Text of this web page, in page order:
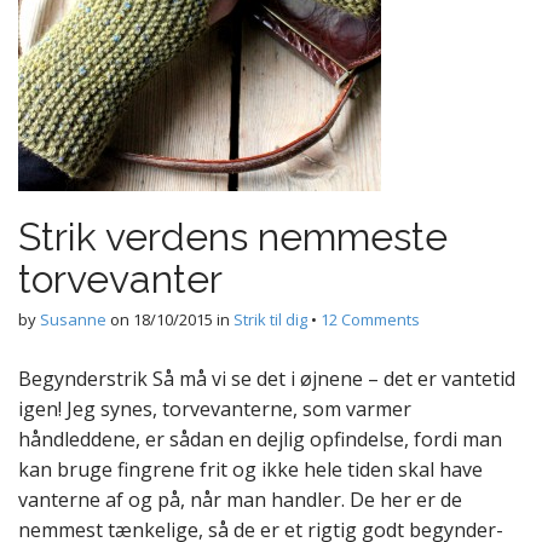
Strik verdens nemmeste
torvevanter
by Susanne on 18/10/2015 in Strik til dig • 12 Comments
Begynderstrik Så må vi se det i øjnene – det er vantetid
igen! Jeg synes, torvevanterne, som varmer
håndleddene, er sådan en dejlig opfindelse, fordi man
kan bruge fingrene frit og ikke hele tiden skal have
vanterne af og på, når man handler. De her er de
nemmest tænkelige, så de er et rigtig godt begynder-